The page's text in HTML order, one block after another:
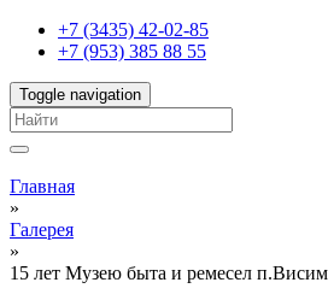
+7 (3435) 42-02-85
+7 (953) 385 88 55
Toggle navigation
Вы здесь
Главная
»
Галерея
»
15 лет Музею быта и ремесел п.Висим